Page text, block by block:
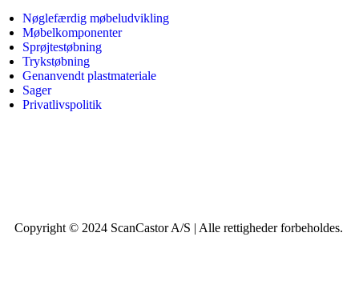
Nøglefærdig møbeludvikling
Møbelkomponenter
Sprøjtestøbning
Trykstøbning
Genanvendt plastmateriale
Sager
Privatlivspolitik
Copyright © 2024 ScanCastor A/S | Alle rettigheder forbeholdes.